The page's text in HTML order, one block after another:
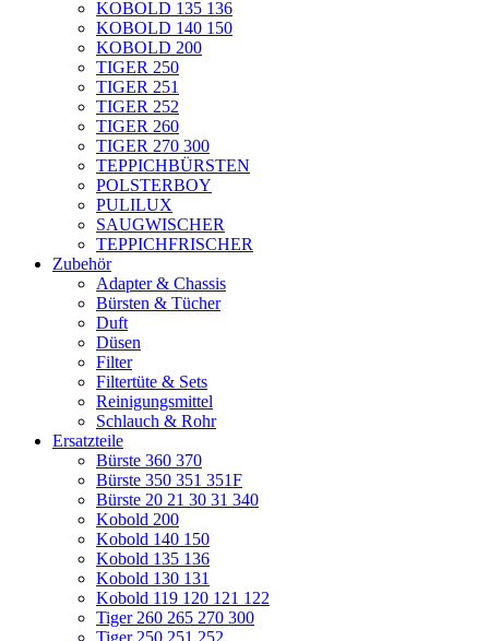
KOBOLD 135 136
KOBOLD 140 150
KOBOLD 200
TIGER 250
TIGER 251
TIGER 252
TIGER 260
TIGER 270 300
TEPPICHBÜRSTEN
POLSTERBOY
PULILUX
SAUGWISCHER
TEPPICHFRISCHER
Zubehör
Adapter & Chassis
Bürsten & Tücher
Duft
Düsen
Filter
Filtertüte & Sets
Reinigungsmittel
Schlauch & Rohr
Ersatzteile
Bürste 360 370
Bürste 350 351 351F
Bürste 20 21 30 31 340
Kobold 200
Kobold 140 150
Kobold 135 136
Kobold 130 131
Kobold 119 120 121 122
Tiger 260 265 270 300
Tiger 250 251 252